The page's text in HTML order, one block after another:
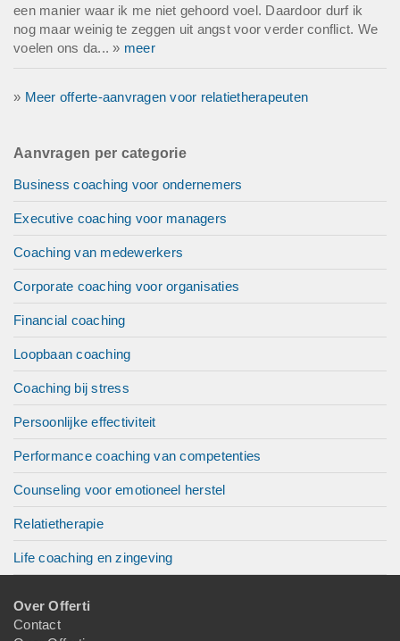
een manier waar ik me niet gehoord voel. Daardoor durf ik
nog maar weinig te zeggen uit angst voor verder conflict. We
voelen ons da... » meer
» Meer offerte-aanvragen voor relatietherapeuten
Aanvragen per categorie
Business coaching voor ondernemers
Executive coaching voor managers
Coaching van medewerkers
Corporate coaching voor organisaties
Financial coaching
Loopbaan coaching
Coaching bij stress
Persoonlijke effectiviteit
Performance coaching van competenties
Counseling voor emotioneel herstel
Relatietherapie
Life coaching en zingeving
Over Offerti
Contact